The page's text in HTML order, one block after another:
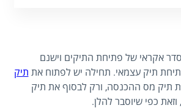
אקראי של פתיחת התיקים וישנם
תיק עצמאי. תחילה יש לפתוח את תיק
תיק מס ההכנסה, ורק לבסוף את תיק
, וזאת כפי שיוסבר להלן.